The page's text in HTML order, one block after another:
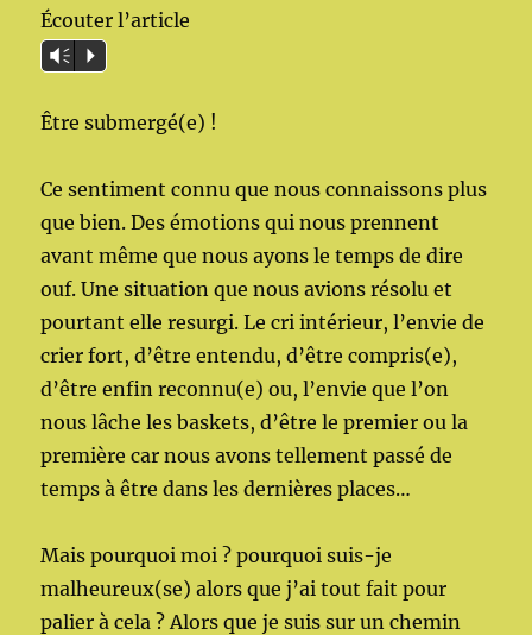
Écouter l’article
Vm P
Être submergé(e) !
Ce sentiment connu que nous connaissons plus
que bien. Des émotions qui nous prennent
avant même que nous ayons le temps de dire
ouf. Une situation que nous avions résolu et
pourtant elle resurgi. Le cri intérieur, l’envie de
crier fort, d’être entendu, d’être compris(e),
d’être enfin reconnu(e) ou, l’envie que l’on
nous lâche les baskets, d’être le premier ou la
première car nous avons tellement passé de
temps à être dans les dernières places…
Mais pourquoi moi ? pourquoi suis-je
malheureux(se) alors que j’ai tout fait pour
palier à cela ? Alors que je suis sur un chemin